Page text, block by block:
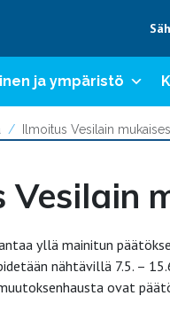
ja ympäristö
Ilmoitus Vesilain
Vesilain
yllä mainitun
nähtävillä 7.5. –
ovat